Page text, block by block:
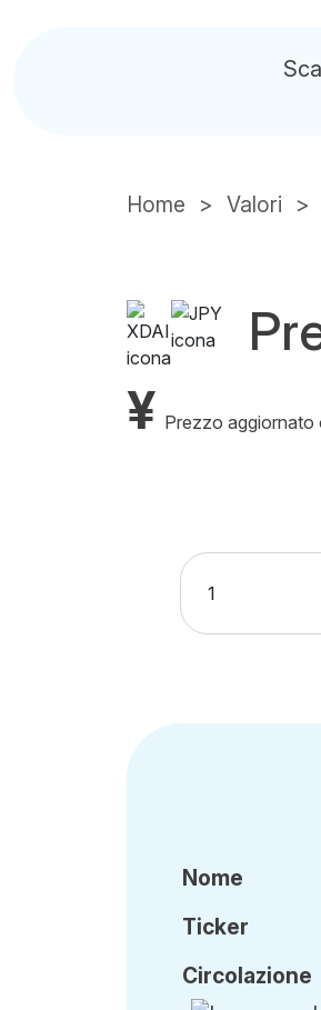
Home Valori
¥ Prezzo aggiornato
Nome
Ticker
Circolazione